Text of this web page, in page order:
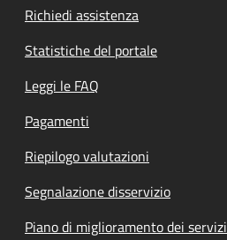
Richiedi assistenza
Statistiche del portale
Leggi le FAQ
Pagamenti
Riepilogo valutazioni
Segnalazione disservizio
Piano di miglioramento dei servizi